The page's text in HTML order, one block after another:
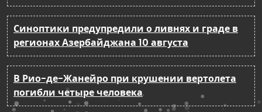
Синоптики предупредили о ливнях и граде в
регионах Азербайджана 10 августа
В Рио-де-Жанейро при крушении вертолета
погибли четыре человека